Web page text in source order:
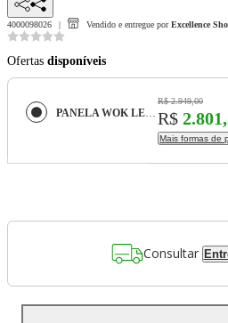
4000098026 Vendido e entregue por Excellence
Ofertas disponíveis
PANELA WOK LE CREUSET SIGNATURE 32CM COM TAMPA DE VIDRO EM FERRO FUNDIDO LARANJA 21308320900430
R$ 2.949,00
R$
Mais formas de
Consultar